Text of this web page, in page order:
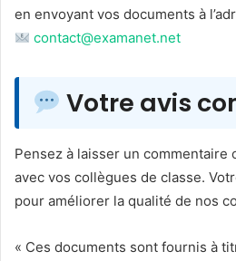
en envoyant vos documents à
contact@examanet.net
Votre avis
Pensez à laisser un commentaire
avec vos collègues de classe.
pour améliorer la qualité de nos
« Ces documents sont fournis à